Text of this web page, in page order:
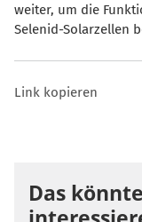
weiter, um die
Selenid-Solarzellen
Link kopieren
Das